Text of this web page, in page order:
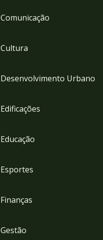
Comunicação
Cultura
Desenvolvimento Urbano
Edificações
Educação
Esportes
Finanças
Gestão